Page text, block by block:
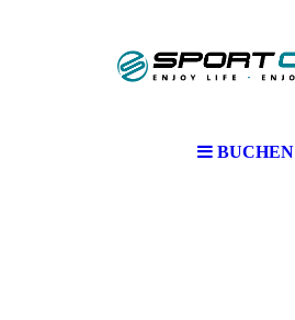
BUCHEN